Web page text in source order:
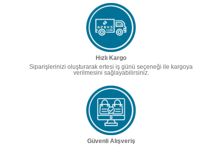
Hızlı Kargo
Siparişlerinizi oluşturarak ertesi iş günü seçeneği ile kargoya
verilmesini sağlayabilirsiniz.
Güvenli Alışveriş